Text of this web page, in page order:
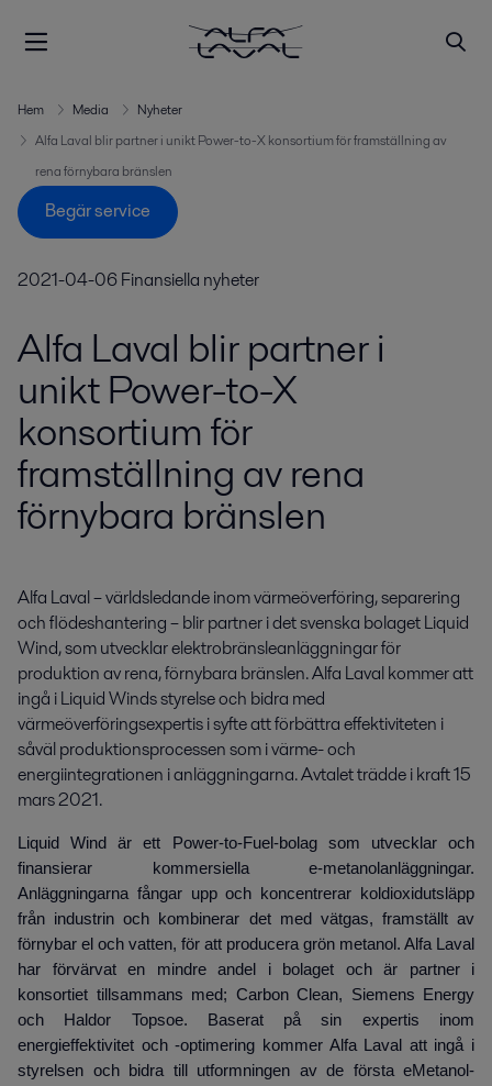
Hem Media
Nyheter
Alfa Laval blir partner i unikt Power-to-X konsortium för framställning av
rena förnybara bränslen
Begär service
2021-04-06Finansiella nyheter
Alfa Laval blir partner i
unikt Power-to-X
konsortium för
framställning av rena
förnybara bränslen
Alfa Laval – världsledande inom värmeöverföring, separering
och flödeshantering – blir partner i det svenska bolaget Liquid
Wind, som utvecklar elektrobränsleanläggningar för
produktion av rena, förnybara bränslen. Alfa Laval kommer att
ingå i Liquid Winds styrelse och bidra med
värmeöverföringsexpertis i syfte att förbättra effektiviteten i
såväl produktionsprocessen som i värme- och
energiintegrationen i anläggningarna. Avtalet trädde i kraft 15
mars 2021.
Liquid Wind är ett Power-to-Fuel-bolag som utvecklar och
finansierar kommersiella e-metanolanläggningar.
Anläggningarna fångar upp och koncentrerar koldioxidutsläpp
från industrin och kombinerar det med vätgas, framställt av
förnybar el och vatten, för att producera grön metanol. Alfa Laval
har förvärvat en mindre andel i bolaget och är partner i
konsortiet tillsammans med; Carbon Clean, Siemens Energy
och Haldor Topsoe. Baserat på sin expertis inom
energieffektivitet och -optimering kommer Alfa Laval att ingå i
styrelsen och bidra till utformningen av de första eMetanol-